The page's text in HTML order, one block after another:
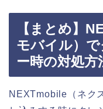
【まとめ】
モバイル）
ー時の対処方
NEXTmobile（ネク